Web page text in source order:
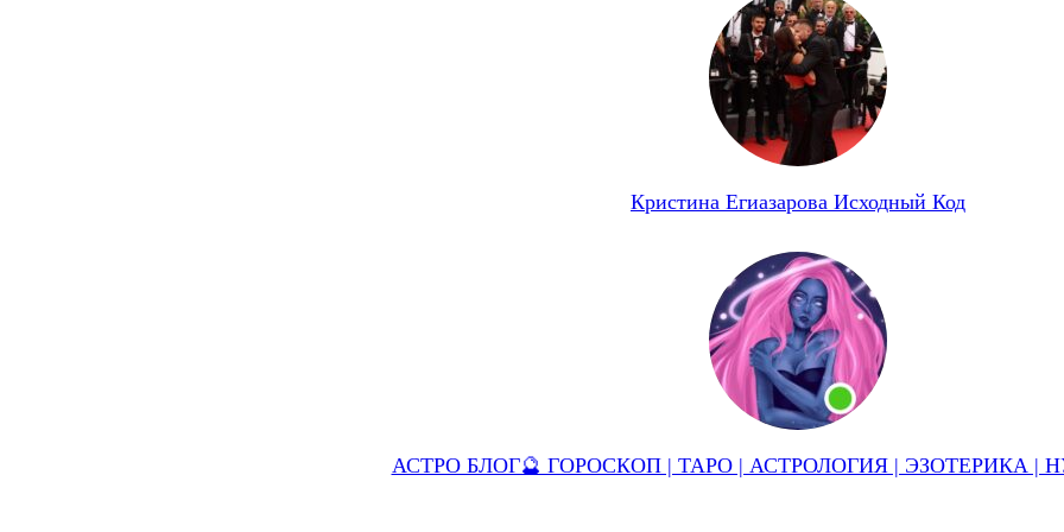
Кристина Егиазарова Исходный Код
АСТРО БЛОГ🔮 ГОРОСКОП | ТАРО | АСТРОЛОГИЯ | ЭЗОТЕРИКА |